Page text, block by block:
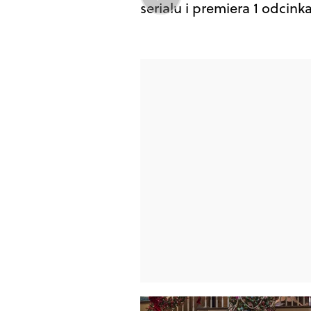
serialu i premiera 1